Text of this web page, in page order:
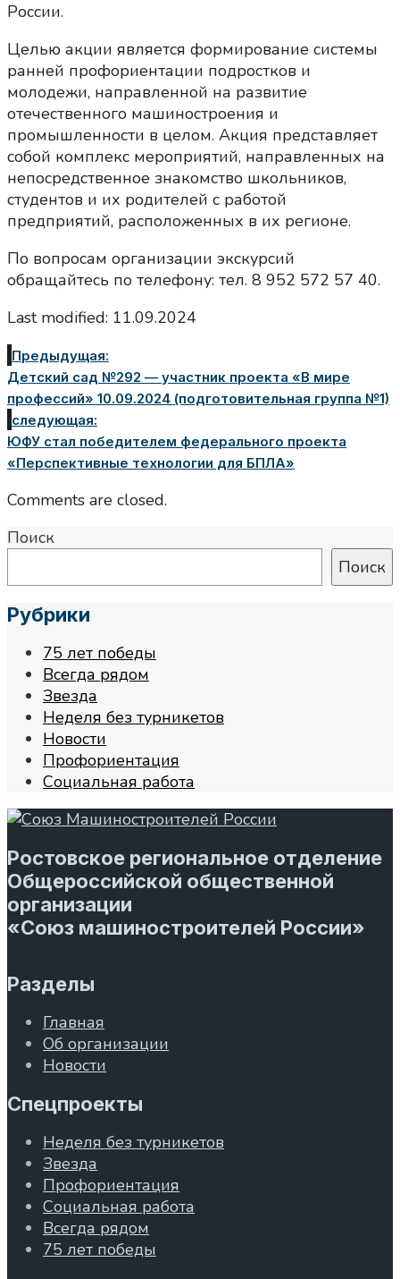
России.
Целью акции является формирование системы
ранней профориентации подростков и
молодежи, направленной на развитие
отечественного машиностроения и
промышленности в целом. Акция представляет
собой комплекс мероприятий, направленных на
непосредственное знакомство школьников,
студентов и их родителей с работой
предприятий, расположенных в их регионе.
По вопросам организации экскурсий
обращайтесь по телефону: тел. 8 952 572 57 40.
Last modified: 11.09.2024
Предыдущая:
Детский сад №292 — участник проекта «В мире
профессий» 10.09.2024 (подготовительная группа №1)
следующая:
ЮФУ стал победителем федерального проекта
«Перспективные технологии для БПЛА»
Comments are closed.
Поиск
Поиск
Рубрики
75 лет победы
Всегда рядом
Звезда
Неделя без турникетов
Новости
Профориентация
Социальная работа
Ростовское региональное отделение
Общероссийской общественной
организации
«Союз машиностроителей России»
Разделы
Главная
Об организации
Новости
Спецпроекты
Неделя без турникетов
Звезда
Профориентация
Социальная работа
Всегда рядом
75 лет победы